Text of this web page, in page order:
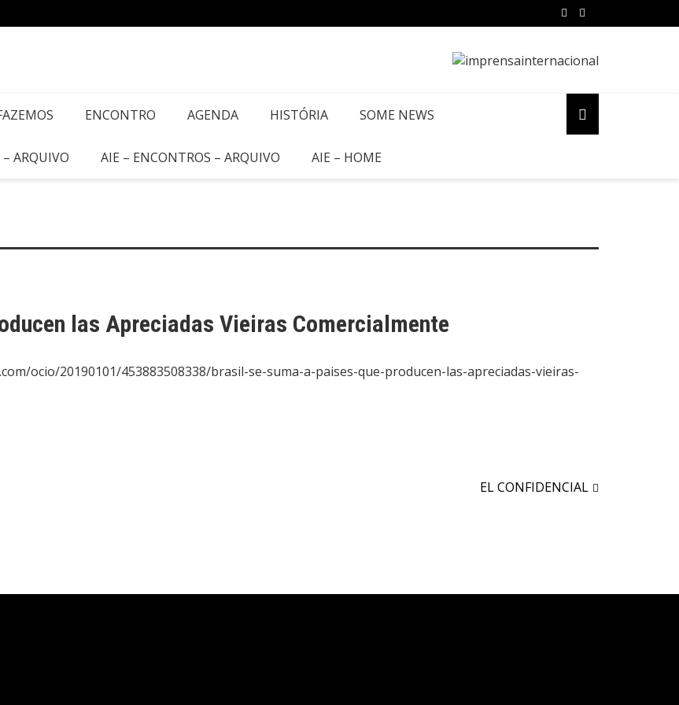
ENCONTRO AGENDA HISTÓRIA SOME NEWS
ARQUIVO AIE – ENCONTROS – ARQUIVO AIE – HOME
las Apreciadas Vieiras Comercialmente
ocio/20190101/453883508338/brasil-se-suma-a-paises-que-producen-las-apreciadas-vieiras-
EL CONFIDENCIAL